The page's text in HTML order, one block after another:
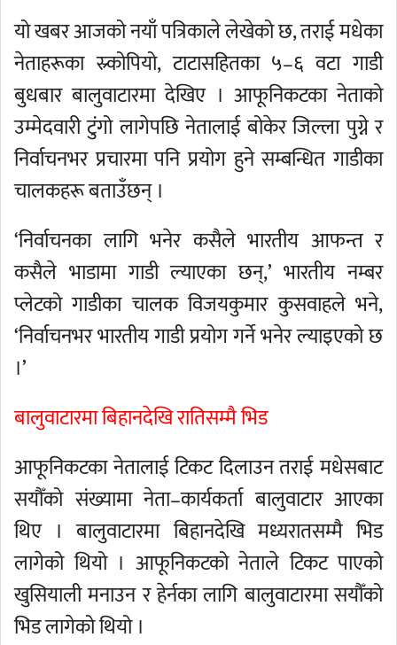
यो खबर आजको नयाँ पत्रिकाले लेखेको छ, तराई मधेका
नेताहरूका स्र्कोपियो, टाटासहितका ५–६ वटा गाडी
बुधबार बालुवाटारमा देखिए । आफूनिकटका नेताको
उम्मेदवारी टुंगो लागेपछि नेतालाई बोकेर जिल्ला पुग्ने र
निर्वाचनभर प्रचारमा पनि प्रयोग हुने सम्बन्धित गाडीका
चालकहरू बताउँछन् ।
‘निर्वाचनका लागि भनेर कसैले भारतीय आफन्त र
कसैले भाडामा गाडी ल्याएका छन्,’ भारतीय नम्बर
प्लेटको गाडीका चालक विजयकुमार कुसवाहले भने,
‘निर्वाचनभर भारतीय गाडी प्रयोग गर्ने भनेर ल्याइएको छ
।’
बालुवाटारमा बिहानदेखि रातिसम्मै भिड
आफूनिकटका नेतालाई टिकट दिलाउन तराई मधेसबाट
सयौँको संख्यामा नेता–कार्यकर्ता बालुवाटार आएका
थिए । बालुवाटारमा बिहानदेखि मध्यरातसम्मै भिड
लागेको थियो । आफूनिकटको नेताले टिकट पाएको
खुसियाली मनाउन र हेर्नका लागि बालुवाटारमा सयौँको
भिड लागेको थियो ।